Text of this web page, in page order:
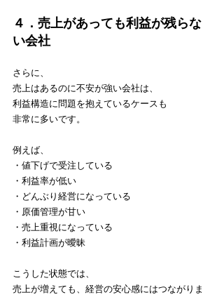
４．売上があっても利益が残らな
い会社
さらに、
売上はあるのに不安が強い会社は、
利益構造に問題を抱えているケースも
非常に多いです。
例えば、
・値下げで受注している
・利益率が低い
・どんぶり経営になっている
・原価管理が甘い
・売上重視になっている
・利益計画が曖昧
こうした状態では、
売上が増えても、経営の安心感にはつながりま